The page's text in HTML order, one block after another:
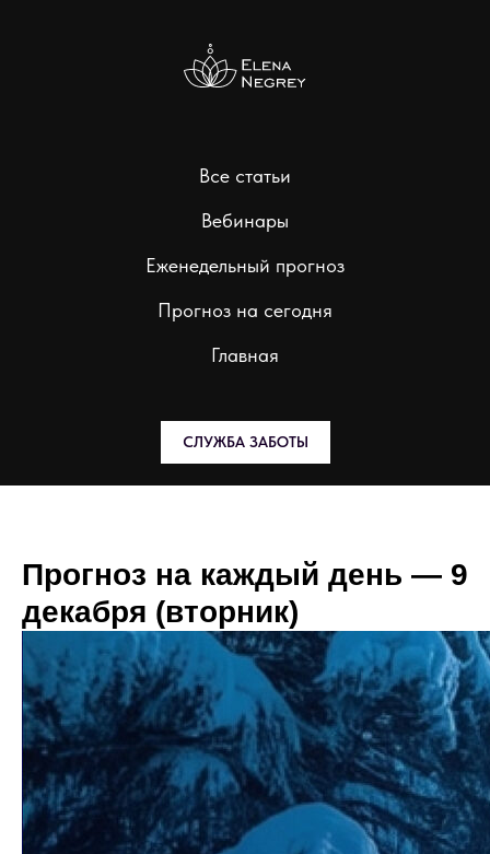
Все статьи
Вебинары
Еженедельный прогноз
Прогноз на сегодня
Главная
СЛУЖБА ЗАБОТЫ
Прогноз на каждый день — 9
декабря (вторник)